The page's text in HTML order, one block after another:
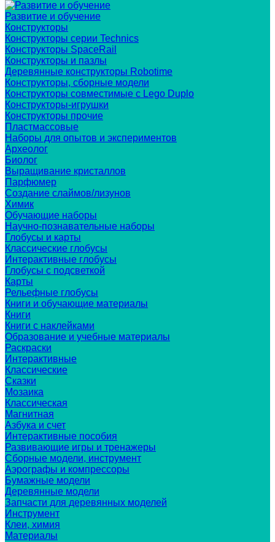
Развитие и обучение
Конструкторы
Конструкторы серии Technics
Конструкторы SpaceRail
Конструкторы и пазлы
Деревянные конструкторы Robotime
Конструкторы, сборные модели
Конструкторы совместимые с Lego Duplo
Конструкторы-игрушки
Конструкторы прочие
Пластмассовые
Наборы для опытов и экспериментов
Археолог
Биолог
Выращивание кристаллов
Парфюмер
Создание слаймов/лизунов
Химик
Обучающие наборы
Научно-познавательные наборы
Глобусы и карты
Классические глобусы
Интерактивные глобусы
Глобусы с подсветкой
Карты
Рельефные глобусы
Книги и обучающие материалы
Книги
Книги с наклейками
Образование и учебные материалы
Раскраски
Интерактивные
Классические
Сказки
Мозаика
Классическая
Магнитная
Азбука и счет
Интерактивные пособия
Развивающие игры и тренажеры
Сборные модели, инструмент
Аэрографы и компрессоры
Бумажные модели
Деревянные модели
Запчасти для деревянных моделей
Инструмент
Клеи, химия
Материалы